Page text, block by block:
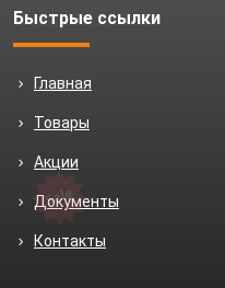
Быстрые ссылки
Главная
Товары
Акции
Документы
Контакты